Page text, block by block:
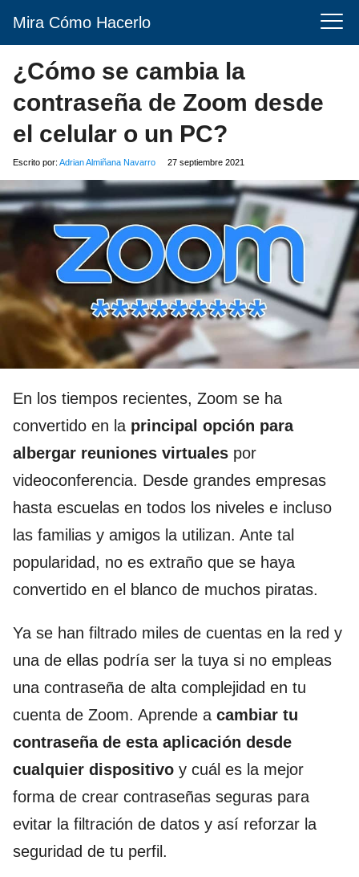
Mira Cómo Hacerlo
¿Cómo se cambia la
contraseña de Zoom desde
el celular o un PC?
Escrito por: Adrian Almiñana Navarro 27 septiembre 2021
En los tiempos recientes, Zoom se ha
convertido en la principal opción para
albergar reuniones virtuales por
videoconferencia. Desde grandes empresas
hasta escuelas en todos los niveles e incluso
las familias y amigos la utilizan. Ante tal
popularidad, no es extraño que se haya
convertido en el blanco de muchos piratas.
Ya se han filtrado miles de cuentas en la red y
una de ellas podría ser la tuya si no empleas
una contraseña de alta complejidad en tu
cuenta de Zoom. Aprende a cambiar tu
contraseña de esta aplicación desde
cualquier dispositivo y cuál es la mejor
forma de crear contraseñas seguras para
evitar la filtración de datos y así reforzar la
seguridad de tu perfil.